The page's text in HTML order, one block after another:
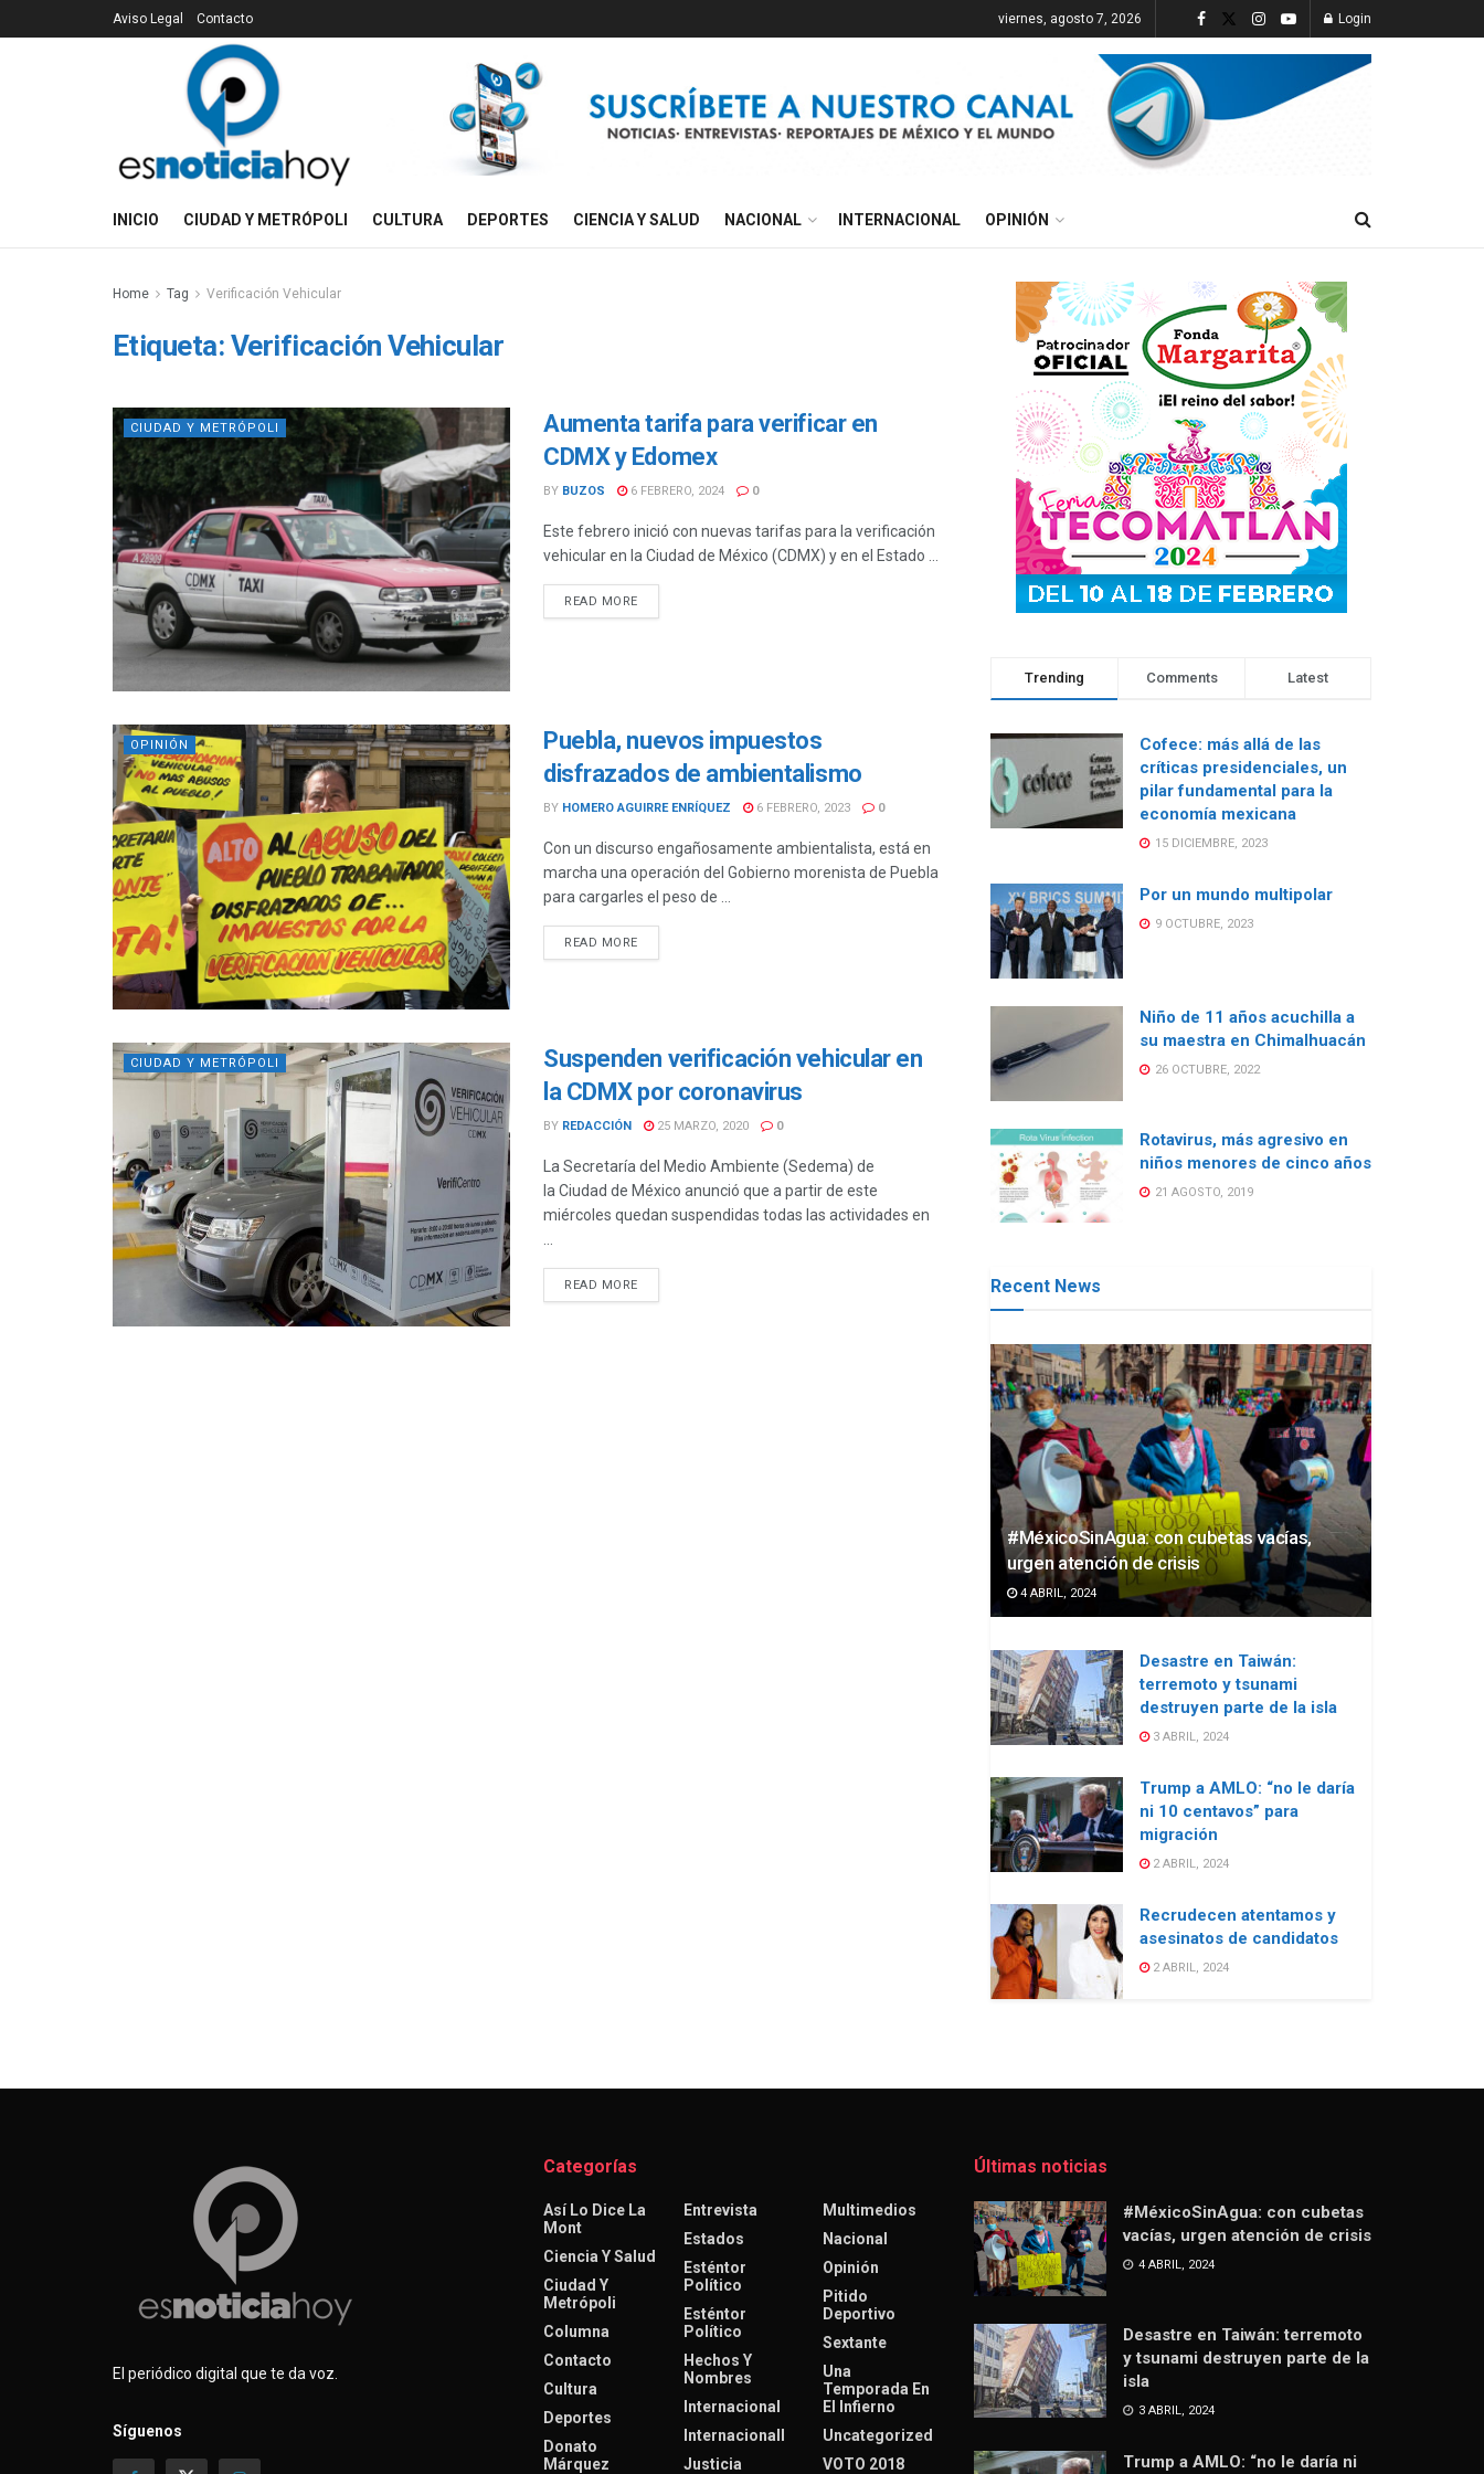
Aviso Legal Contacto viernes, agosto 7, 2026 Login
INICIO CIUDAD Y METRÓPOLI CULTURA DEPORTES CIENCIA Y SALUD NACIONAL INTERNACIONAL OPINIÓN
Home Tag Verificación Vehicular
Etiqueta: Verificación Vehicular
CIUDAD Y METRÓPOLI
Aumenta tarifa para verificar en
CDMX y Edomex
BY BUZOS 6 FEBRERO, 2024 0
Este febrero inició con nuevas tarifas para la verificación
vehicular en la Ciudad de México (CDMX) y en el Estado ...
READ MOREDETAILS
OPINIÓN
Puebla, nuevos impuestos
disfrazados de ambientalismo
BY HOMERO AGUIRRE ENRÍQUEZ 6 FEBRERO, 2023 0
Con un discurso engañosamente ambientalista, está en
marcha una operación del Gobierno morenista de Puebla
para cargarles el peso de ...
READ MOREDETAILS
CIUDAD Y METRÓPOLI
Suspenden verificación vehicular en
la CDMX por coronavirus
BY REDACCIÓN 25 MARZO, 2020 0
La Secretaría del Medio Ambiente (Sedema) de
la Ciudad de México anunció que a partir de este
miércoles quedan suspendidas todas las actividades en
READ MOREDETAILS
Trending Comments Latest
Cofece: más allá de las
críticas presidenciales, un
pilar fundamental para la
economía mexicana
15 DICIEMBRE, 2023
Por un mundo multipolar
9 OCTUBRE, 2023
Niño de 11 años acuchilla a
su maestra en Chimalhuacán
26 OCTUBRE, 2022
Rotavirus, más agresivo en
niños menores de cinco años
21 AGOSTO, 2019
Recent News
#MéxicoSinAgua: con cubetas vacías,
urgen atención de crisis
4 ABRIL, 2024
Desastre en Taiwán:
terremoto y tsunami
destruyen parte de la isla
3 ABRIL, 2024
Trump a AMLO: “no le daría
ni 10 centavos” para
migración
2 ABRIL, 2024
Recrudecen atentamos y
asesinatos de candidatos
2 ABRIL, 2024
El periódico digital que te da voz.
Síguenos
Categorías
Así Lo Dice La
Mont
Ciencia Y Salud
Ciudad Y
Metrópoli
Columna
Contacto
Cultura
Deportes
Donato
Márquez
Entrevista
Estados
Esténtor
Político
Esténtor
Político
Hechos Y
Nombres
Internacional
Internacionall
Justicia
Multimedios
Nacional
Opinión
Pitido
Deportivo
Sextante
Una
Temporada En
El Infierno
Uncategorized
VOTO 2018
Últimas noticias
#MéxicoSinAgua: con cubetas
vacías, urgen atención de crisis
4 ABRIL, 2024
Desastre en Taiwán: terremoto
y tsunami destruyen parte de la
isla
3 ABRIL, 2024
Trump a AMLO: “no le daría ni